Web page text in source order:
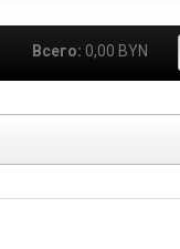
Всего: 0,00 BYN